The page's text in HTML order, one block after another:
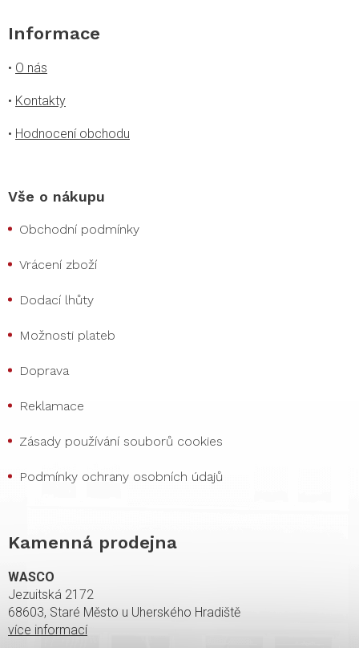
Informace
• O nás
• Kontakty
• Hodnocení obchodu
Vše o nákupu
Obchodní podmínky
Vrácení zboží
Dodací lhůty
Možnosti plateb
Doprava
Reklamace
Zásady používání souborů cookies
Podmínky ochrany osobních údajů
Kamenná prodejna
WASCO
Jezuitská 2172
68603, Staré Město u Uherského Hradiště
více informací